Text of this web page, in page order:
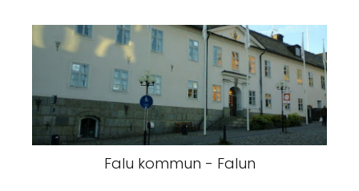
Falu kommun - Falun